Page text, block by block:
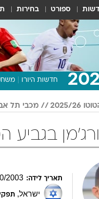
ספורט בחירות
חדשות היורו
26 מכבי תל
בגביע הטוטו 2025/26
תאריך לידה: /2003
ישראל,